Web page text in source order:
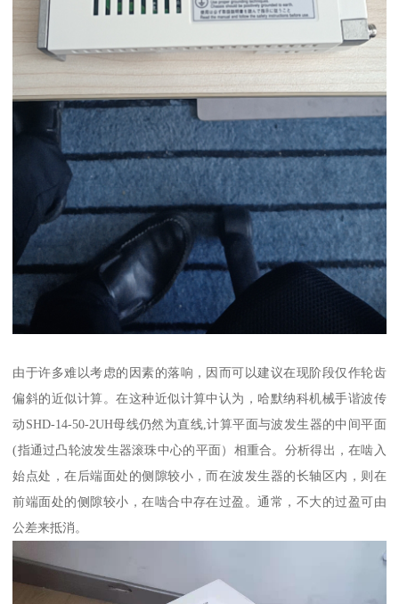
由于许多难以考虑的因素的落响，因而可以建议在现阶段仅作轮齿
偏斜的近似计算。在这种近似计算中认为，哈默纳科机械手谐波传
动SHD-14-50-2UH母线仍然为直线,计算平面与波发生器的中间平面
(指通过凸轮波发生器滚珠中心的平面）相重合。分析得出，在啮入
始点处，在后端面处的侧隙较小，而在波发生器的长轴区内，则在
前端面处的侧隙较小，在啮合中存在过盈。通常，不大的过盈可由
公差来抵消。